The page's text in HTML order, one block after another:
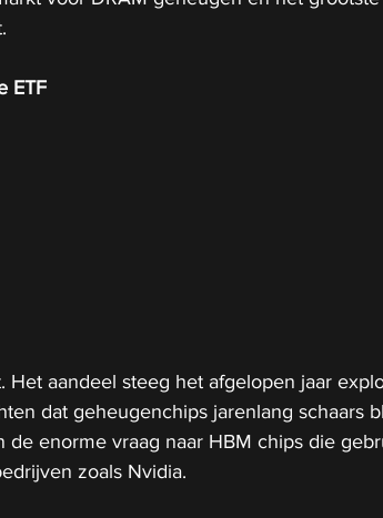
ETF
Het aandeel steeg het afgelopen jaar
dat geheugenchips jarenlang schaars
de enorme vraag naar HBM chips die
zoals Nvidia.